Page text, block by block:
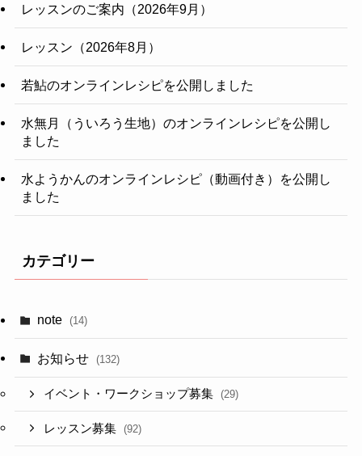
レッスンのご案内（2026年9月）
レッスン（2026年8月）
若鮎のオンラインレシピを公開しました
水無月（ういろう生地）のオンラインレシピを公開し
ました
水ようかんのオンラインレシピ（動画付き）を公開し
ました
カテゴリー
note (14)
お知らせ (132)
イベント・ワークショップ募集 (29)
レッスン募集 (92)